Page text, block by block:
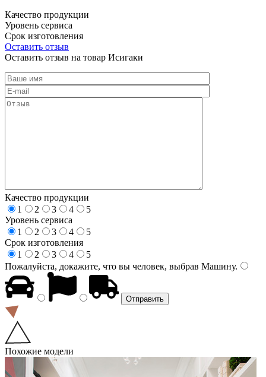
Качество продукции
Уровень сервиса
Срок изготовления
Оставить отзыв
Оставить отзыв на товар Исигаки
Качество продукции
1
2 3 4
5
Уровень сервиса
1
2 3 4
5
Срок изготовления
1
2 3 4
5
Пожалуйста, докажите, что вы человек, выбрав Машину.
Похожие модели